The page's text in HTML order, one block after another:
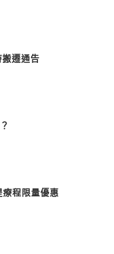
遷通告
程限量優惠